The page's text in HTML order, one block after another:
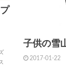
子供の雪
2017-01-22